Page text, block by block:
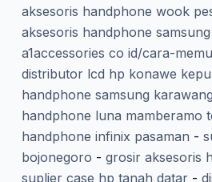
aksesoris handphone wook
aksesoris handphone
a1accessories co id/cara-
distributor lcd hp konawe
handphone samsung karawang
handphone luna mamberamo
handphone infinix pasaman -
bojonegoro - grosir aksesoris
suplier case hp tanah datar-